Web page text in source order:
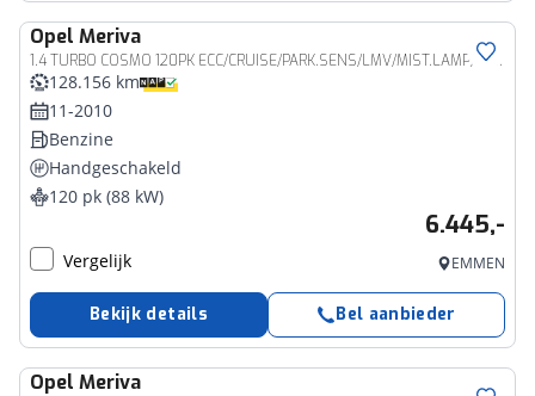
Opel Meriva
1.4 TURBO COSMO 120PK ECC/CRUISE/PARK.SENS/LMV/MIST.LAMP/TREKHAAK
128.156 km
11-2010
Benzine
Handgeschakeld
120 pk (88 kW)
6.445,-
Vergelijk EMMEN
Bekijk details Bel aanbieder
Opel Meriva